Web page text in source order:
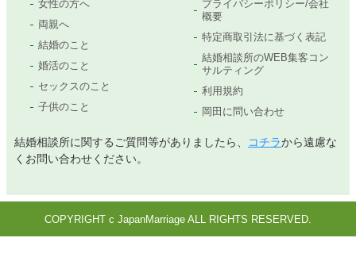
女性の方へ
両親へ
結婚のこと
婚活のこと
セックスのこと
子供のこと
プライバシーポリシー/会社
概要
特定商取引法に基づく表記
結婚相談所のWEB集客コン
サルティング
利用規約
岡田に問い合わせ
結婚相談所に関するご質問等がありましたら、 コチラから遠慮な
くお問い合わせください。
COPYRIGHT c JapanMarriage ALL RIGHTS RESERVED.